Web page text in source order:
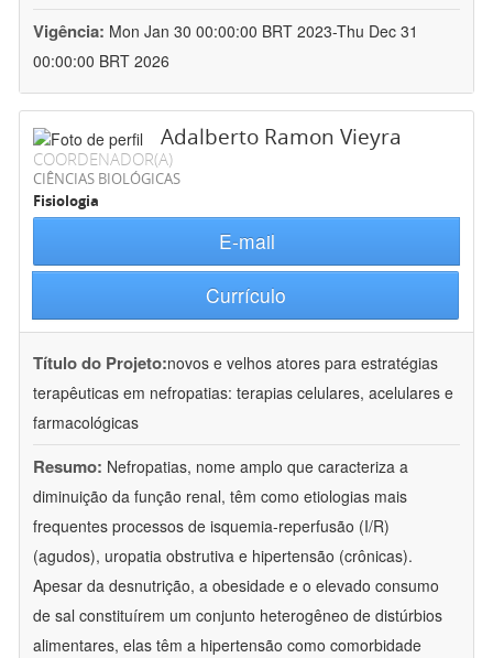
Vigência: Mon Jan 30 00:00:00 BRT 2023-Thu Dec 31
00:00:00 BRT 2026
Adalberto Ramon Vieyra
COORDENADOR(A)
CIÊNCIAS BIOLÓGICAS
Fisiologia
E-mail
Currículo
Título do Projeto:novos e velhos atores para estratégias
terapêuticas em nefropatias: terapias celulares, acelulares e
farmacológicas
Resumo: Nefropatias, nome amplo que caracteriza a
diminuição da função renal, têm como etiologias mais
frequentes processos de isquemia-reperfusão (I/R)
(agudos), uropatia obstrutiva e hipertensão (crônicas).
Apesar da desnutrição, a obesidade e o elevado consumo
de sal constituírem um conjunto heterogêneo de distúrbios
alimentares, elas têm a hipertensão como comorbidade